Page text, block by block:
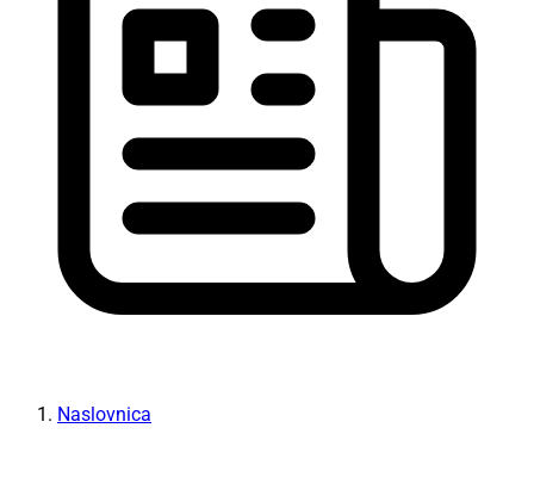
Naslovnica